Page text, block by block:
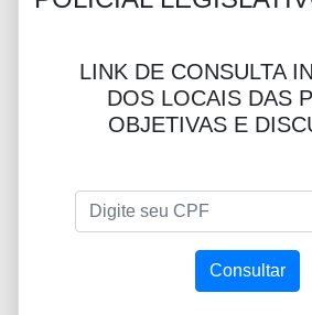
LINK DE CONSULTA
DOS LOCAIS DAS
OBJETIVAS E